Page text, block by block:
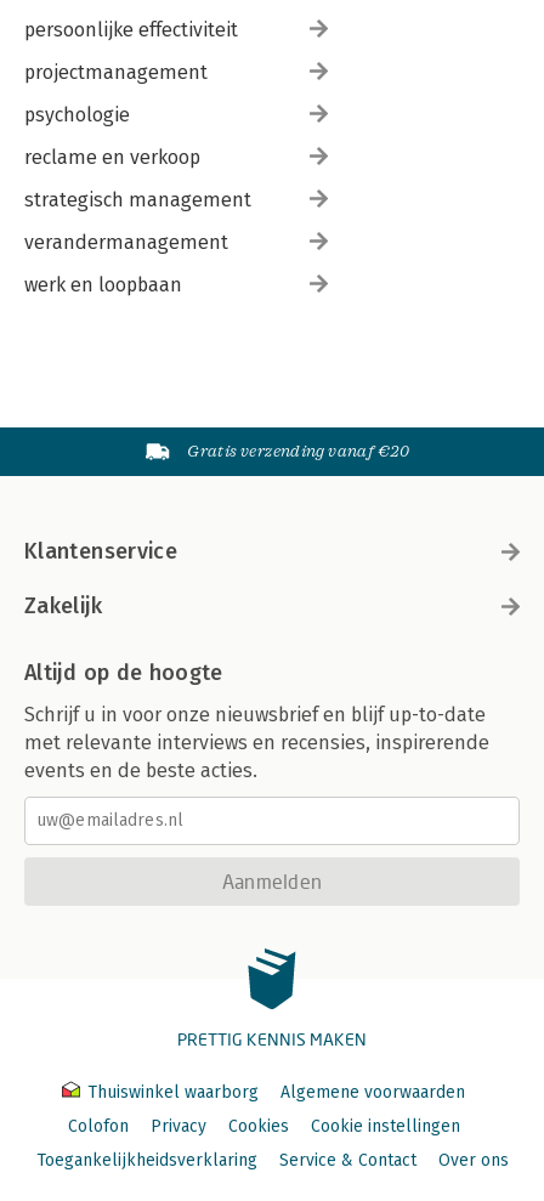
persoonlijke effectiviteit
projectmanagement
psychologie
reclame en verkoop
strategisch management
verandermanagement
werk en loopbaan
Gratis verzending vanaf €20
Klantenservice
Zakelijk
Altijd op de hoogte
Schrijf u in voor onze nieuwsbrief en blijf up-to-date
met relevante interviews en recensies, inspirerende
events en de beste acties.
Aanmelden
PRETTIG KENNIS MAKEN
Thuiswinkel waarborg
Algemene voorwaarden
Colofon
Privacy Cookies
Cookie instellingen
Toegankelijkheidsverklaring
Service & Contact Over ons